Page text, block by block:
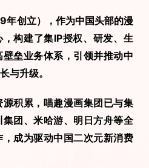
创立），作为中国头部的漫
构建了集IP授权、研发、生
垒业务体系，引领并推动中
与升级。
积累，喵趣漫画集团已与集
团、米哈游、明日方舟等全
成为驱动中国二次元新消费